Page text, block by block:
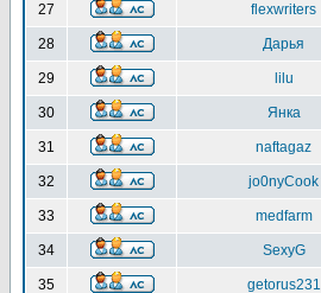
27 flexwriters
28 Дарья
29 lilu
30 Янка
31 naftagaz
32 jo0nyCook
33 medfarm
34 SexyG
35 getorus231